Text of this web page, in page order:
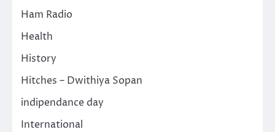
Ham Radio
Health
History
Hitches – Dwithiya Sopan
indipendance day
International